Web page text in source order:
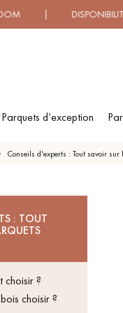
Parquets d’exception
HUILÉ
BOIS
Conseils d'experts : Tout savoir
: TOUT
choisir ?
choisir ?